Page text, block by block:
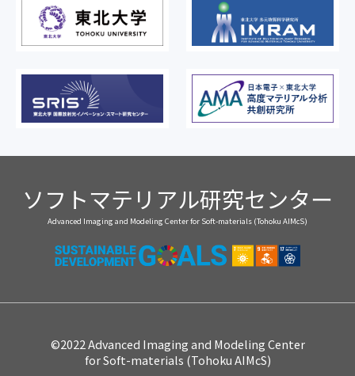
ソフトマテリアル研究センター
Advanced Imaging and Modeling Center for Soft-materials (Tohoku AIMcS)
©2022 Advanced Imaging and Modeling Center
for Soft-materials (Tohoku AIMcS)